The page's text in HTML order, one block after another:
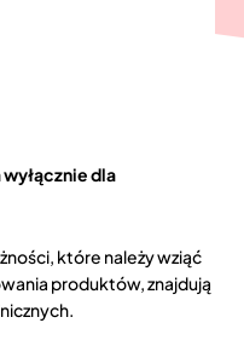
dla
które należy wziąć
produktów, znajdują